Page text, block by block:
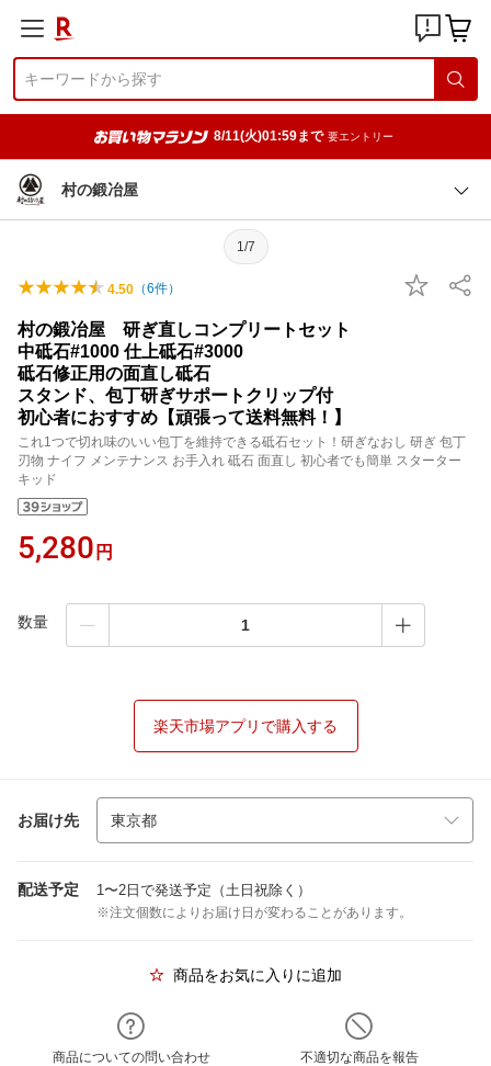
8/11(火)01:59まで 要エントリー
村の鍛冶屋
1/7
4.50 （6件）
村の鍛冶屋 研ぎ直しコンプリートセット
中砥石#1000 仕上砥石#3000
砥石修正用の面直し砥石
スタンド、包丁研ぎサポートクリップ付
初心者におすすめ【頑張って送料無料！】
これ1つで切れ味のいい包丁を維持できる砥石セット！研ぎなおし 研ぎ 包丁
刃物 ナイフ メンテナンス お手入れ 砥石 面直し 初心者でも簡単 スターター
キッド
5,280 円
数量
楽天市場アプリで購入する
お届け先
配送予定 1〜2日で発送予定（土日祝除く）
※注文個数によりお届け日が変わることがあります。
商品をお気に入りに追加
商品についての問い合わせ 不適切な商品を報告